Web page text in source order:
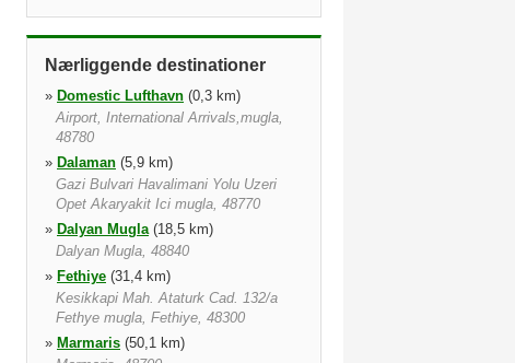
Nærliggende destinationer
» Domestic Lufthavn (0,3 km)
Airport, International Arrivals,mugla,
48780
» Dalaman (5,9 km)
Gazi Bulvari Havalimani Yolu Uzeri
Opet Akaryakit Ici mugla, 48770
» Dalyan Mugla(18,5 km)
Dalyan Mugla, 48840
» Fethiye (31,4 km)
Kesikkapi Mah. Ataturk Cad. 132/a
Fethye mugla, Fethiye, 48300
» Marmaris (50,1 km)